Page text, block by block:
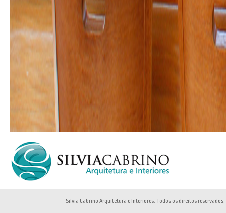
Silvia Cabrino Arquitetura e Interiores. Todos os direitos reservados.